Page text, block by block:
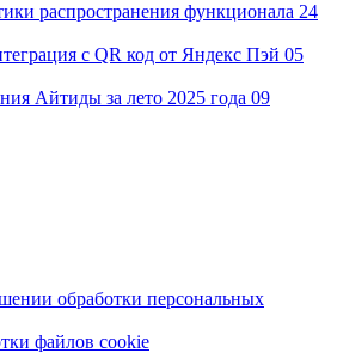
распространения функционала 24
с QR код от Яндекс Пэй 05
Айтиды за лето 2025 года 09
обработки персональных
файлов cookie